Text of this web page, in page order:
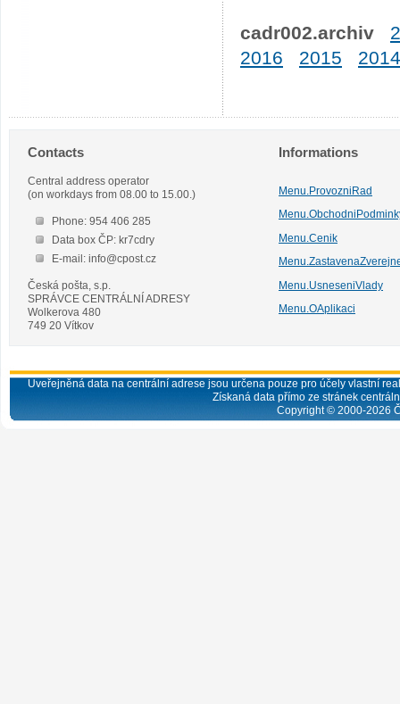
cadr002.archiv
2016
2015 2014
Contacts
Central address operator
(on workdays from 08.00 to 15.00.)
Phone: 954 406 285
Data box ČP: kr7cdry
E-mail: info@cpost.cz
Česká pošta, s.p.
SPRÁVCE CENTRÁLNÍ ADRESY
Wolkerova 480
749 20 Vítkov
Informations
Menu.ProvozniRad
Menu.Cenik
Menu.UsneseniVlady
Menu.OAplikaci
Uveřejněná data na centrální adrese jsou určena pouze pro účely vlastní
Získaná data přímo ze stránek
Copyright © 2000-2026